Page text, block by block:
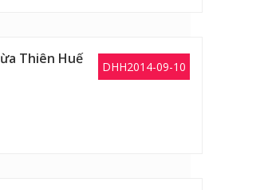
DHH2014-09-10
Thiên Huế